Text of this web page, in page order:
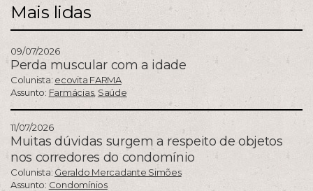
Mais lidas
09/07/2026
Perda muscular com a idade
Colunista: ecovita FARMA
Assunto: Farmácias, Saúde
11/07/2026
Muitas dúvidas surgem a respeito de objetos
nos corredores do condomínio
Colunista: Geraldo Mercadante Simões
Assunto: Condomínios